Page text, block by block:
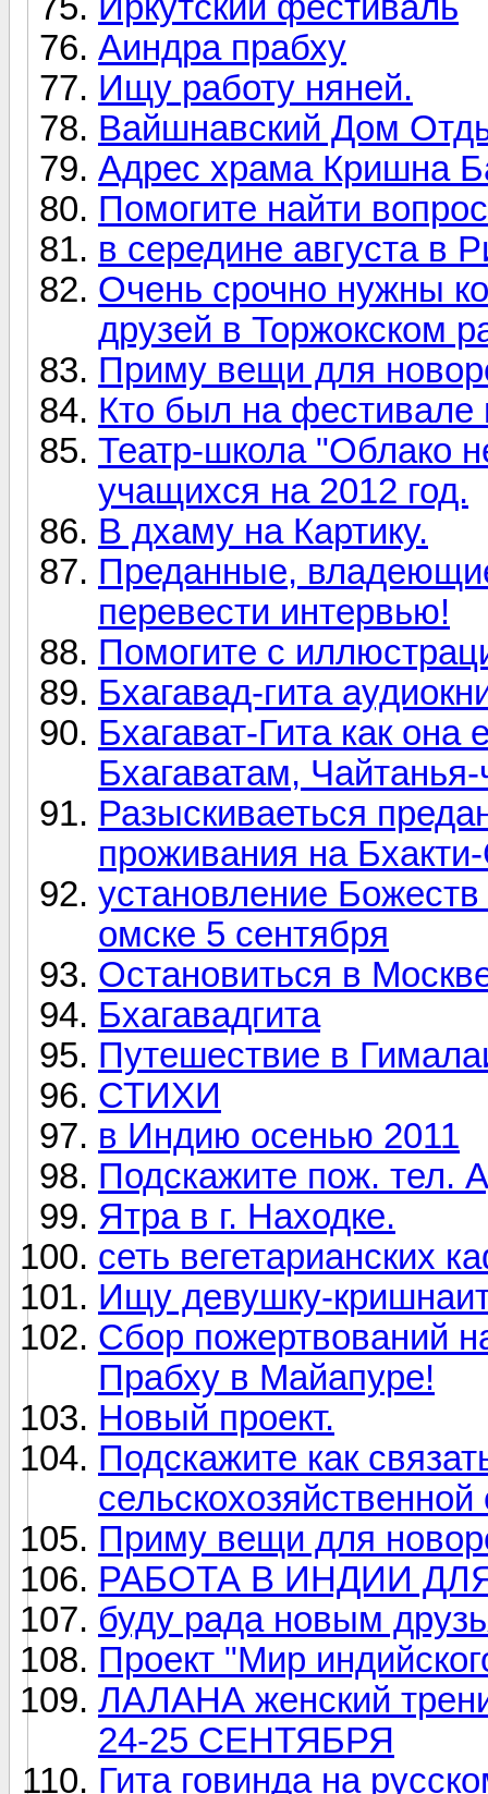
Аиндра прабху
Ищу работу няней.
Вайшнавский Дом
Адрес храма Кришна
Помогите найти
в середине августа в
Очень срочно нужны
друзей в Торжокском
Приму вещи для
Кто был на
Театр-школа "Облако
учащихся на 2012 год.
В дхаму на Картику.
Преданные,
перевести интервью!
Помогите с
Бхагавад-гита
Бхагават-Гита как
Бхагаватам,
Разыскиваеться
проживания на
установление
омске 5 сентября
Остановиться в
Бхагавадгита
Путешествие в
СТИХИ
в Индию осенью 2011
Подскажите пож. тел.
Ятра в г. Находке.
сеть вегетарианских
Ищу девушку-
Сбор пожертвований
Прабху в Майапуре!
Новый проект.
Подскажите как
Приму вещи для
РАБОТА В ИНДИИ
буду рада новым
Проект "Мир
ЛАЛАНА женский
24-25 СЕНТЯБРЯ
Гита говинда на